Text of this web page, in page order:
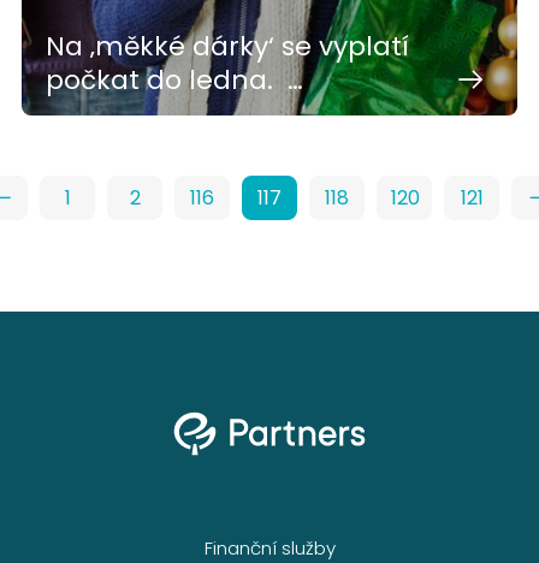
Na ‚měkké dárky‘ se vyplatí
počkat do ledna. …
1 2 116 117 118 120 121
Finanční služby